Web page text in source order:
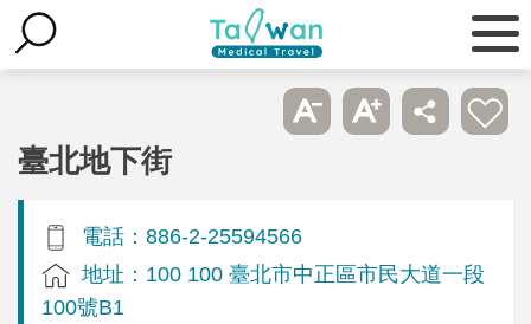
臺北地下街
電話：886-2-25594566
地址：100 100 臺北市中正區市民大道一段
100號B1